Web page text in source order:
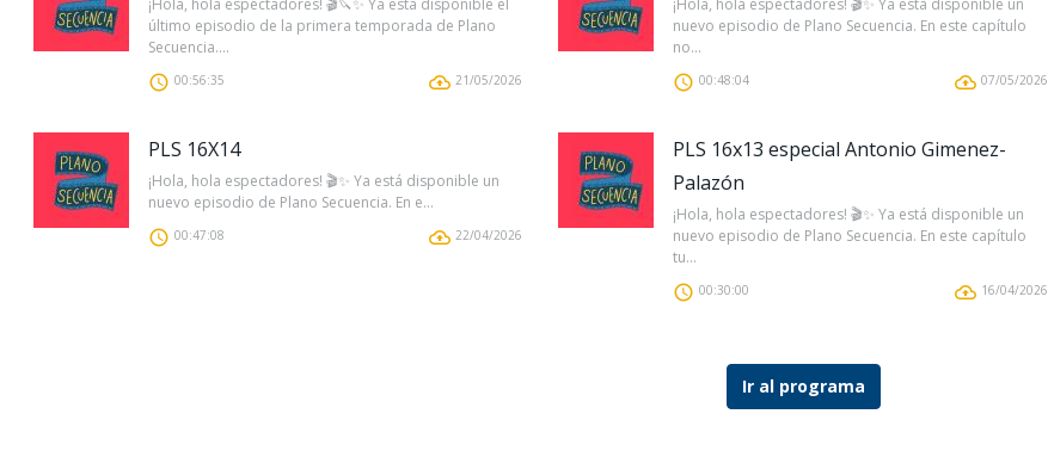
¡Hola, hola espectadores! 🎬🔪✨ Ya está disponible el
último episodio de la primera temporada de Plano
Secuencia....
00:56:35 21/05/2026
¡Hola, hola espectadores! 🎬✨ Ya está disponible un
nuevo episodio de Plano Secuencia. En este capítulo
no...
00:48:04 07/05/2026
PLS 16X14
¡Hola, hola espectadores! 🎬✨ Ya está disponible un
nuevo episodio de Plano Secuencia. En e...
00:47:08 22/04/2026
PLS 16x13 especial Antonio Gimenez-
Palazón
¡Hola, hola espectadores! 🎬✨ Ya está disponible un
nuevo episodio de Plano Secuencia. En este capítulo
tu...
00:30:00 16/04/2026
Ir al programa